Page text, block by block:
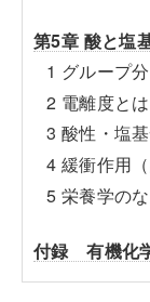
第5章 酸と塩
1 グループ
2 電離度と
3 酸性・塩
4 緩衝作用（
5 栄養学の
付録 有機化